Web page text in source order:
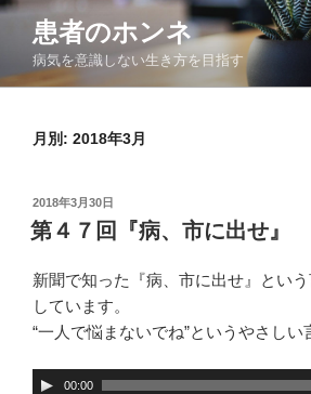
コ
ン
患者のホンネ
病気を意識しない生き方を目指す
月別: 2018年3月
投
稿
日:
2018年3月30日
第４７回『病、市に出せ』
新聞で知った『病、市に出せ』とい
しています。
“一人で悩まないでね”というやさしい
音
00:00